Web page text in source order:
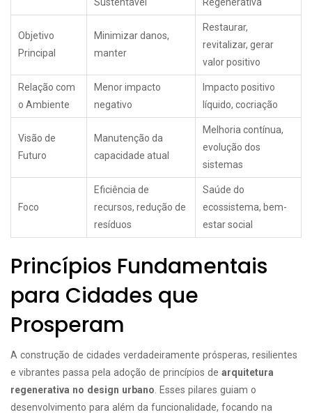
Objetivo
Principal
Minimizar danos,
manter
Restaurar,
revitalizar, gerar
valor positivo
Relação com
o Ambiente
Menor impacto
negativo
Impacto positivo
líquido, cocriação
Visão de
Futuro
Manutenção da
capacidade atual
Melhoria contínua,
evolução dos
sistemas
Foco
Eficiência de
recursos, redução de
resíduos
Saúde do
ecossistema, bem-
estar social
Princípios Fundamentais
para Cidades que
Prosperam
A construção de cidades verdadeiramente prósperas, resilientes
e vibrantes passa pela adoção de princípios de arquitetura
regenerativa no design urbano . Esses pilares guiam o
desenvolvimento para além da funcionalidade, focando na